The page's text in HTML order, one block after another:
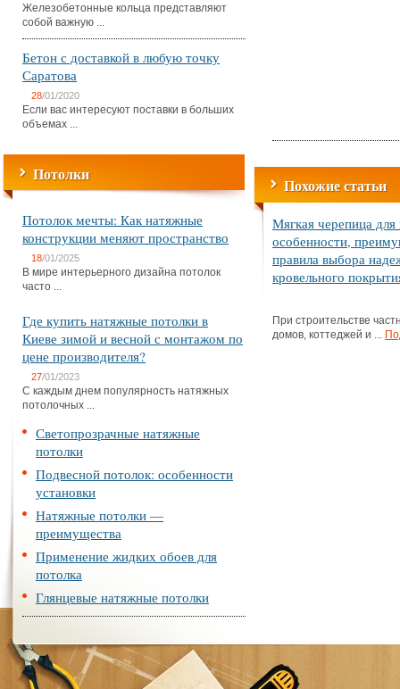
Железобетонные кольца представляют
собой важную ...
Бетон с доставкой в любую точку
Саратова
28/01/2020
Если вас интересуют поставки в больших
объемах ...
Потолки
Потолок мечты: Как натяжные
конструкции меняют пространство
18/01/2025
В мире интерьерного дизайна потолок
часто ...
Где купить натяжные потолки в
Киеве зимой и весной с монтажом по
цене производителя?
27/01/2023
С каждым днем популярность натяжных
потолочных ...
Светопрозрачные натяжные
потолки
Подвесной потолок: особенности
установки
Натяжные потолки —
преимущества
Применение жидких обоев для
потолка
Глянцевые натяжные потолки
Похожие статьи
Мягкая черепица
особенности,
правила выбора
кровельного
При строительстве
домов, коттеджей и ...